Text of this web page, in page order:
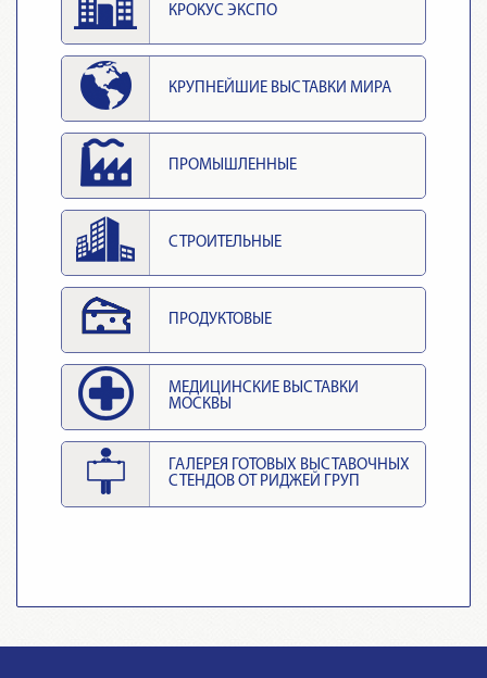
КРОКУС ЭКСПО
КРУПНЕЙШИЕ ВЫСТАВКИ МИРА
ПРОМЫШЛЕННЫЕ
СТРОИТЕЛЬНЫЕ
ПРОДУКТОВЫЕ
МЕДИЦИНСКИЕ ВЫСТАВКИ
МОСКВЫ
ГАЛЕРЕЯ ГОТОВЫХ ВЫСТАВОЧНЫХ
СТЕНДОВ ОТ РИДЖЕЙ ГРУП